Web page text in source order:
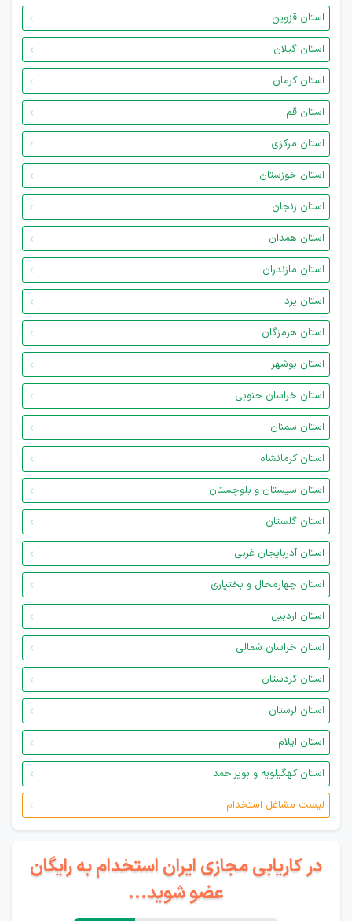
استان قزوین
استان گیلان
استان کرمان
استان قم
استان مرکزی
استان خوزستان
استان زنجان
استان همدان
استان مازندران
استان یزد
استان هرمزگان
استان بوشهر
استان خراسان جنوبی
استان سمنان
استان کرمانشاه
استان سیستان و بلوچستان
استان گلستان
استان آذربایجان غربی
استان چهارمحال و بختیاری
استان اردبیل
استان خراسان شمالی
استان کردستان
استان لرستان
استان ایلام
استان کهگیلویه و بویراحمد
لیست مشاغل استخدام
در کاریابی مجازی ایران استخدام به رایگان
عضو شوید...